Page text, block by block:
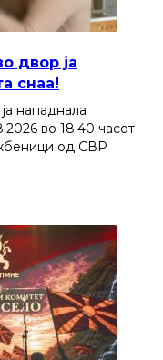
двор ја
снаа!
нападнала
во 18:40 часот
од СВР